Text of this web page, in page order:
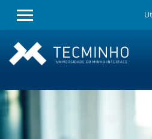
PAINEL LATERAL